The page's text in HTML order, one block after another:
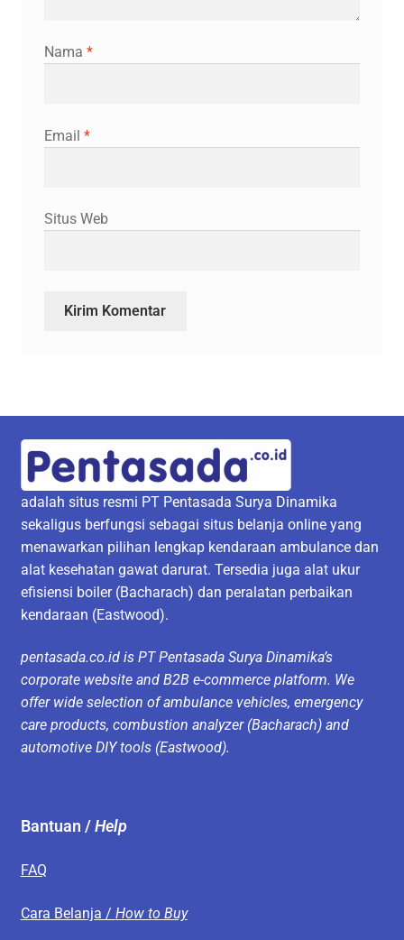
Nama *
Email *
Situs Web
adalah situs resmi PT Pentasada Surya Dinamika
sekaligus berfungsi sebagai situs belanja online yang
menawarkan pilihan lengkap kendaraan ambulance dan
alat kesehatan gawat darurat. Tersedia juga alat ukur
efisiensi boiler (Bacharach) dan peralatan perbaikan
kendaraan (Eastwood).
pentasada.co.id is PT Pentasada Surya Dinamika’s
corporate website and B2B e-commerce platform. We
offer wide selection of ambulance vehicles, emergency
care products, combustion analyzer (Bacharach) and
automotive DIY tools (Eastwood).
Bantuan /Help
FAQ
Cara Belanja / How to Buy